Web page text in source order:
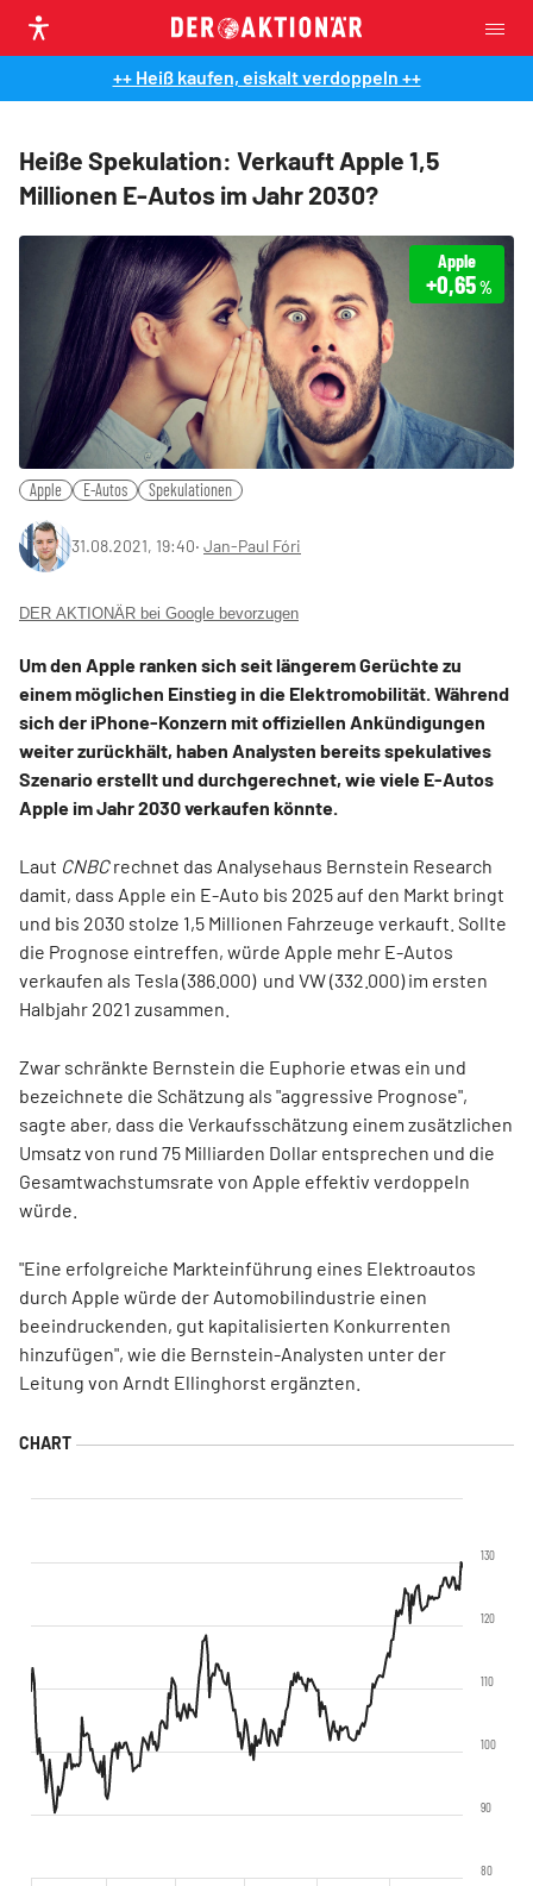
++ Heiß kaufen, eiskalt verdoppeln ++
Heiße Spekulation: Verkauft Apple 1,5
Millionen E-Autos im Jahr 2030?
Apple
+0,65%
Apple E-Autos Spekulationen
31.08.2021, 19:40‧ Jan-Paul Fóri
DER AKTIONÄR bei Google bevorzugen
Um den Apple ranken sich seit längerem Gerüchte zu
einem möglichen Einstieg in die Elektromobilität. Während
sich der iPhone-Konzern mit offiziellen Ankündigungen
weiter zurückhält, haben Analysten bereits spekulatives
Szenario erstellt und durchgerechnet, wie viele E-Autos
Apple im Jahr 2030 verkaufen könnte.
Laut CNBCrechnet das Analysehaus Bernstein Research
damit, dass Apple ein E-Auto bis 2025 auf den Markt bringt
und bis 2030 stolze 1,5 Millionen Fahrzeuge verkauft. Sollte
die Prognose eintreffen, würde Apple mehr E-Autos
verkaufen als Tesla (386.000) und VW (332.000) im ersten
Halbjahr 2021 zusammen.
Zwar schränkte Bernstein die Euphorie etwas ein und
bezeichnete die Schätzung als "aggressive Prognose",
sagte aber, dass die Verkaufsschätzung einem zusätzlichen
Umsatz von rund 75 Milliarden Dollar entsprechen und die
Gesamtwachstumsrate von Apple effektiv verdoppeln
würde.
"Eine erfolgreiche Markteinführung eines Elektroautos
durch Apple würde der Automobilindustrie einen
beeindruckenden, gut kapitalisierten Konkurrenten
hinzufügen", wie die Bernstein-Analysten unter der
Leitung von Arndt Ellinghorst ergänzten.
80
90
100
110
120
130